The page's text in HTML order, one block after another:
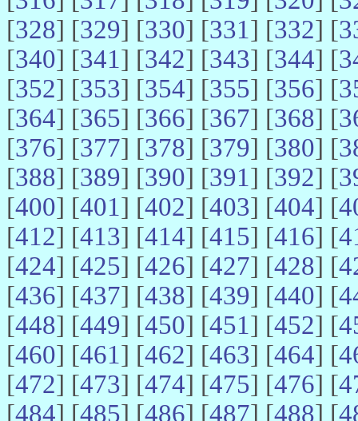
[328] [329] [330] [331] [332] [
[340] [341] [342] [343] [344] [
[352] [353] [354] [355] [356] [
[364] [365] [366] [367] [368] [
[376] [377] [378] [379] [380] [
[388] [389] [390] [391] [392] [
[400] [401] [402] [403] [404] [
[412] [413] [414] [415] [416] [
[424] [425] [426] [427] [428] [
[436] [437] [438] [439] [440] [
[448] [449] [450] [451] [452] [
[460] [461] [462] [463] [464] [
[472] [473] [474] [475] [476] [
[484] [485] [486] [487] [488] [